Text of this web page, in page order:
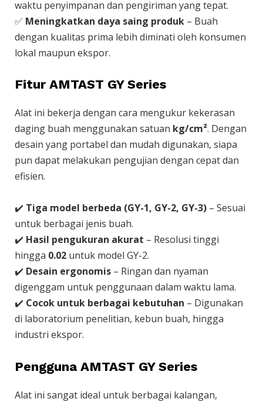
waktu penyimpanan dan pengiriman yang tepat.
✅ Meningkatkan daya saing produk – Buah
dengan kualitas prima lebih diminati oleh konsumen
lokal maupun ekspor.
Fitur AMTAST GY Series
Alat ini bekerja dengan cara mengukur kekerasan
daging buah menggunakan satuan kg/cm². Dengan
desain yang portabel dan mudah digunakan, siapa
pun dapat melakukan pengujian dengan cepat dan
efisien.
✔️ Tiga model berbeda (GY-1, GY-2, GY-3) – Sesuai
untuk berbagai jenis buah.
✔️ Hasil pengukuran akurat – Resolusi tinggi
hingga 0.02 untuk model GY-2.
✔️ Desain ergonomis – Ringan dan nyaman
digenggam untuk penggunaan dalam waktu lama.
✔️ Cocok untuk berbagai kebutuhan – Digunakan
di laboratorium penelitian, kebun buah, hingga
industri ekspor.
Pengguna AMTAST GY Series
Alat ini sangat ideal untuk berbagai kalangan,